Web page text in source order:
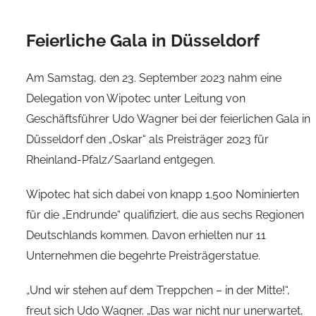
Feierliche Gala in Düsseldorf
Am Samstag, den 23. September 2023 nahm eine
Delegation von Wipotec unter Leitung von
Geschäftsführer Udo Wagner bei der feierlichen Gala in
Düsseldorf den „Oskar“ als Preisträger 2023 für
Rheinland-Pfalz/Saarland entgegen.
Wipotec hat sich dabei von knapp 1.500 Nominierten
für die „Endrunde“ qualifiziert, die aus sechs Regionen
Deutschlands kommen. Davon erhielten nur 11
Unternehmen die begehrte Preisträgerstatue.
„Und wir stehen auf dem Treppchen – in der Mitte!“,
freut sich Udo Wagner. „Das war nicht nur unerwartet,